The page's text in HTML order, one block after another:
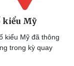
kiểu Mỹ
kiểu Mỹ đã thông
trong kỳ quay